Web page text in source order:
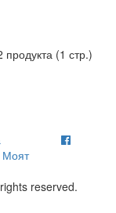
продукта (1 стр.)
Моят
reserved.